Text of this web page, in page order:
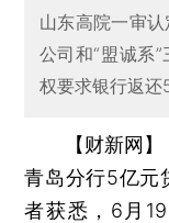
山东高院一审
公司和“盟诚系
权要求银行返还
【财新网
青岛分行5亿元
者获悉，6月